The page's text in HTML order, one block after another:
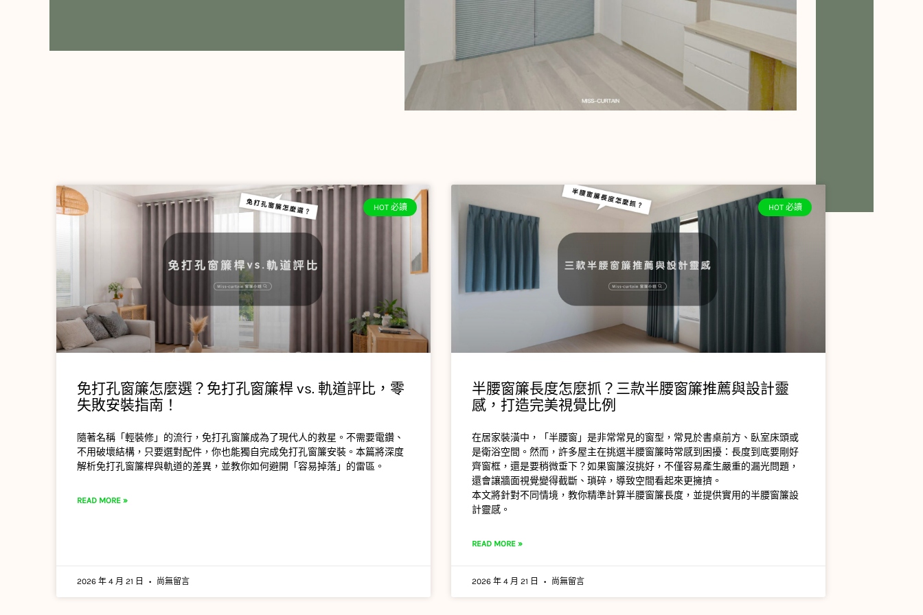
HOT 必讀
免打孔窗簾怎麼選？免打孔窗簾桿 vs. 軌道評比，零
失敗安裝指南！
隨著名稱「輕裝修」的流行，免打孔窗簾成為了現代人的救星。不需要電鑽、
不用破壞結構，只要選對配件，你也能獨自完成免打孔窗簾安裝。本篇將深度
解析免打孔窗簾桿與軌道的差異，並教你如何避開「容易掉落」的雷區。
READ MORE »
2026 年 4 月 21 日 尚無留言
HOT 必讀
半腰窗簾長度怎麼抓？三款半腰窗簾推薦與設計靈
感，打造完美視覺比例
在居家裝潢中，「半腰窗」是非常常見的窗型，常見於書桌前方、臥室床頭或
是衛浴空間。然而，許多屋主在挑選半腰窗簾時常感到困擾：長度到底要剛好
齊窗框，還是要稍微垂下？如果窗簾沒挑好，不僅容易產生嚴重的漏光問題，
還會讓牆面視覺變得截斷、瑣碎，導致空間看起來更擁擠。
本文將針對不同情境，教你精準計算半腰窗簾長度，並提供實用的半腰窗簾設
計靈感。
READ MORE »
2026 年 4 月 21 日 尚無留言
面
面